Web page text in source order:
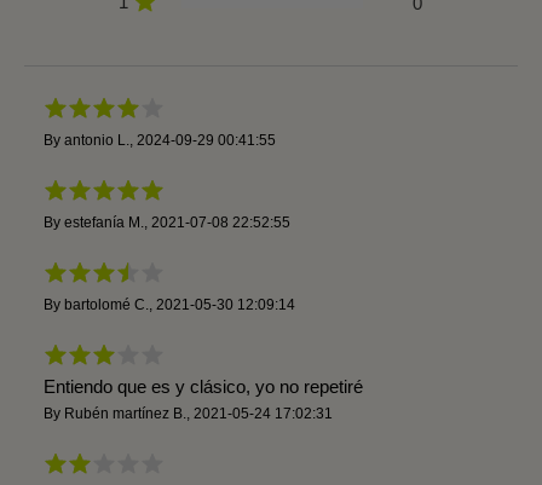
By antonio L. 2024-09-29 00:41:55
By estefanía M. 2021-07-08 22:52:55
By bartolomé C. 2021-05-30 12:09:14
Entiendo que es y clásico, yo no repetiré
By Rubén martínez B. 2021-05-24 17:02:31